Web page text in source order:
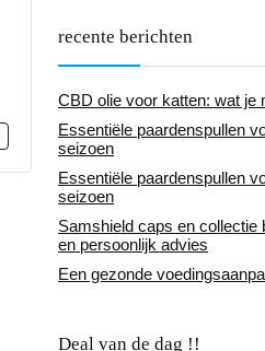
recente berichten
CBD olie voor katten: wat je
Essentiële paardenspullen
seizoen
Essentiële paardenspullen
seizoen
Samshield caps en collectie
en persoonlijk advies
Een gezonde
Deal van de dag !!